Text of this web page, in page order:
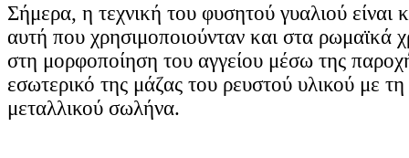
Σήμερα, η τεχνική του φυσητού γυαλιού είναι
αυτή που χρησιμοποιούνταν και στα ρωμαϊκά
στη μορφοποίηση του αγγείου μέσω της
εσωτερικό της μάζας του ρευστού υλικού με
μεταλλικού σωλήνα.